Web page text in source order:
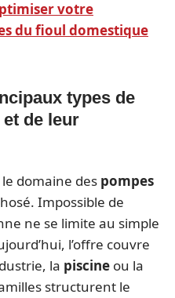
votre
du fioul domestique
types de
de leur
domaine des pompes
Impossible de
ne se limite au simple
l’offre couvre
la piscine ou la
structurent le